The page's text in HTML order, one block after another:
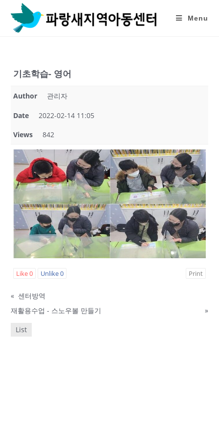
content
Menu
기초학습- 영어
Author 관리자
Date 2022-02-14 11:05
Views 842
Like0 Unlike0 Print
« 센터방역
재활용수업 - 스노우볼 만들기
»
List